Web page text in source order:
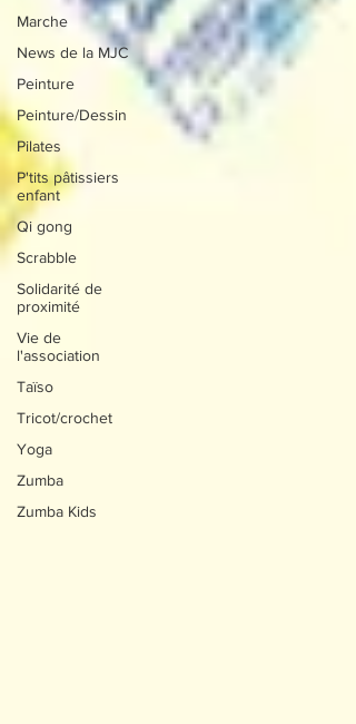
Marche
News de la MJC
Peinture
Peinture/Dessin
Pilates
P'tits pâtissiers
enfant
Qi gong
Scrabble
Solidarité de
proximité
Vie de
l'association
Taïso
Tricot/crochet
Yoga
Zumba
Zumba Kids